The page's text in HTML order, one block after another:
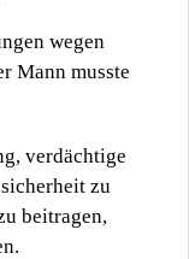
wegen
Mann musste
verdächtige
zu
beitragen,